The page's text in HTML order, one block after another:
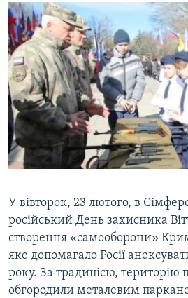
ВСЕ ЗА ДЕНЬ
СПЕЦПРОЕКТИ
ДЕПОРТАЦІЯ
ВІДЕОУРОКИ «ELIFBE»
СВІДЧЕННЯ ОКУПАЦІЇ
УКРАЇНСЬКА ПРОБЛЕМА КРИМУ
ІНФОГРАФІКА
ЯК ОБІЙТИ БЛОКУВАННЯ
Русский
Qırımtatar
ДОЛУЧАЙСЯ!
Усі сайти RFE/RL
У вівторок, 23 лютого, в
російський День захисника
створення «самооборони»
яке допомагало Росії
року. За традицією, територію
обгородили металевим